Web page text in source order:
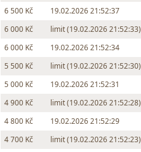
6 500 Kč
19.02.2026 21:52:37
6 000 Kč
limit (19.02.2026 21:52:33)
6 000 Kč
19.02.2026 21:52:34
5 500 Kč
limit (19.02.2026 21:52:30)
5 000 Kč
19.02.2026 21:52:31
4 900 Kč
limit (19.02.2026 21:52:28)
4 800 Kč
19.02.2026 21:52:29
4 700 Kč
limit (19.02.2026 21:52:23)